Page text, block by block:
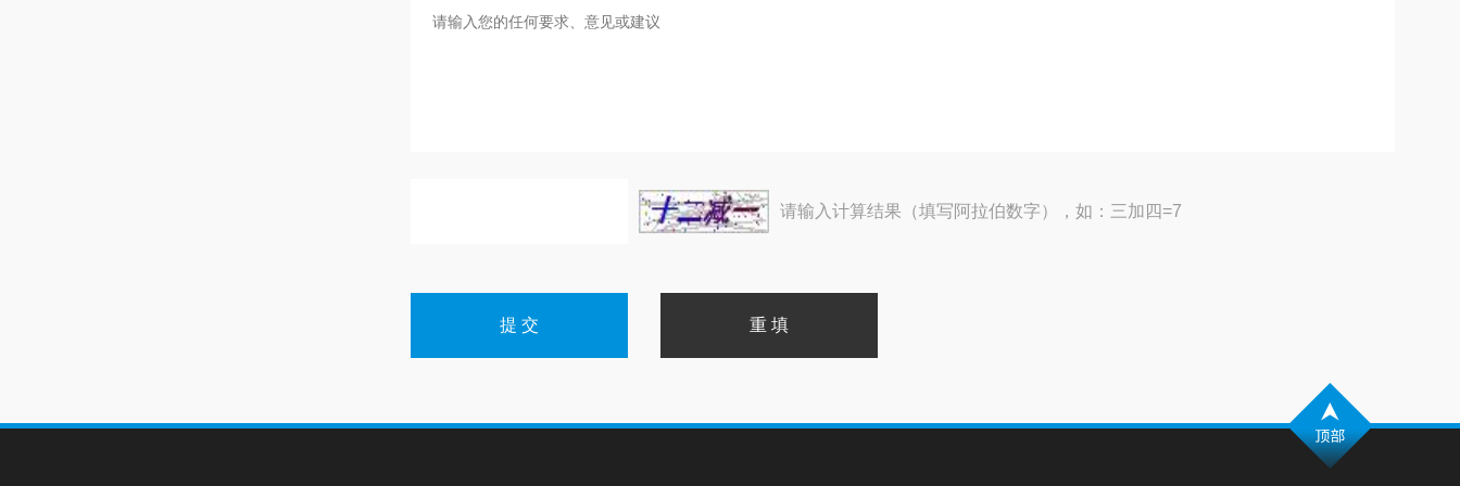
请输入计算结果（填写阿拉伯数字），如：三加四=7